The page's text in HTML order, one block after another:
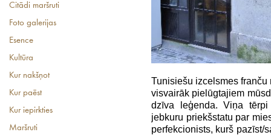
Citādi maršruti
Foto galerijas
Esence
Kultūra
Kur nakšņot
Kur paēst
Kur iepirkties
Maršruti
Tunisiešu izcelsmes
visvairāk pielūgtajiem
dzīva leģenda. Viņa
jebkuru priekšstatu par
perfekcionists, kurš pazīst/